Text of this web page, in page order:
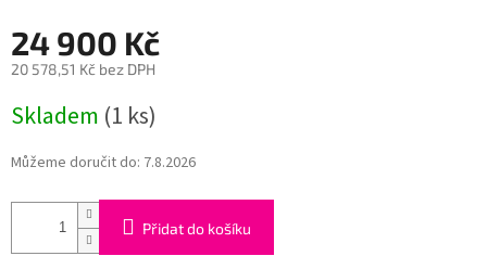
24 900 Kč
20 578,51 Kč bez DPH
cena:
Skladem (1 ks)
Můžeme doručit do: 7.8.2026
Přidat do košíku